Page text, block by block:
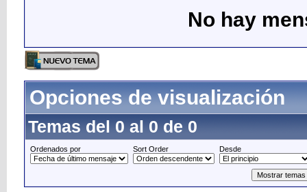
No hay
Opciones de visualización
Temas del 0 al 0 de 0
Ordenados por Sort Order Desde